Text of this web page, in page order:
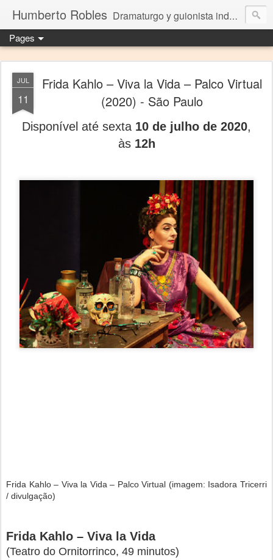
Humberto Robles Dramaturgo y guionista independiente
Pages
JUL
11
Frida Kahlo – Viva la Vida – Palco Virtual
(2020) - São Paulo
Disponível até sexta 10 de julho de 2020,
às 12h
Frida Kahlo – Viva la Vida – Palco Virtual (imagem: Isadora Tricerri
/ divulgação)
Frida Kahlo – Viva la Vida
(Teatro do Ornitorrinco, 49 minutos)